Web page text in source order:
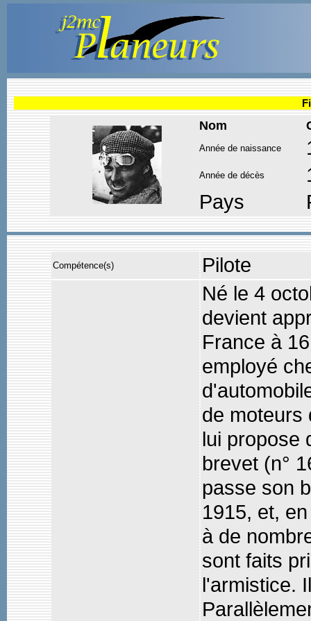
Nom
Année de naissance
Année de décès
Pays
Compétence(s) Pilote
Né le 4
devient
France à
employé
de moteurs
lui propose
brevet (n°
passe son
1915, et,
à de
sont faits
l'armistice.